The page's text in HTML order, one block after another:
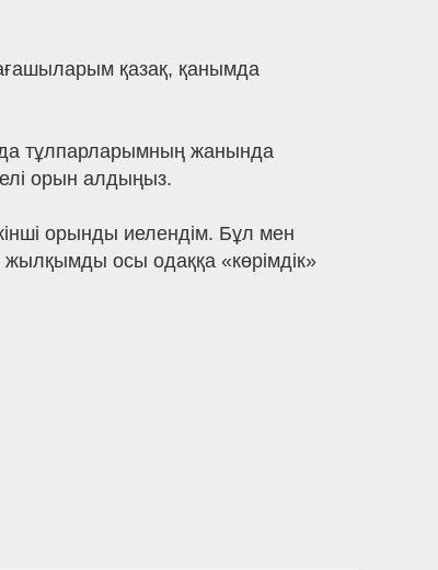
қазақ, қанымда
тұлпарларымның жанында
орын алдыңыз.
орынды иелендім. Бұл мен
осы одаққа «көрімдік»